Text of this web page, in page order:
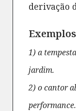
derivação
1) a
jardim.
2) o cantor
performance.